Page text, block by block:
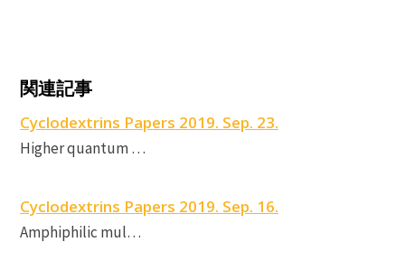
関連記事
Cyclodextrins Papers 2019. Sep. 23.
Higher quantum …
Cyclodextrins Papers 2019. Sep. 16.
Amphiphilic mul…